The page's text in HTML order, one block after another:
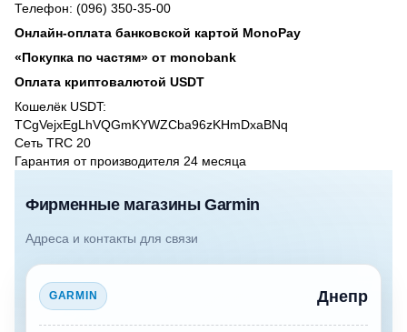
Телефон: (096) 350-35-00
Онлайн-оплата банковской картой MonoPay
«Покупка по частям» от monobank
Оплата криптовалютой USDT
Кошелёк USDT:
TCgVejxEgLhVQGmKYWZCba96zKHmDxaBNq
Сеть TRC 20
Гарантия от производителя 24 месяцa
Фирменные магазины Garmin
Адреса и контакты для связи
GARMIN Днепр